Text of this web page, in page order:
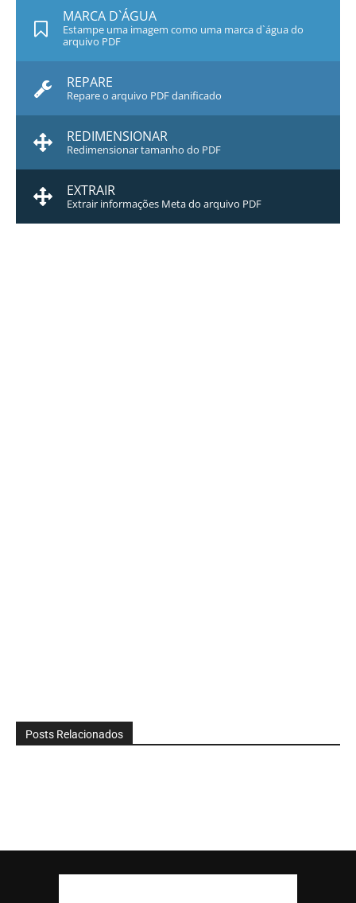
MARCA D`ÁGUA
Estampe uma imagem como uma marca d`água do
arquivo PDF
REPARE
Repare o arquivo PDF danificado
REDIMENSIONAR
Redimensionar tamanho do PDF
EXTRAIR
Extrair informações Meta do arquivo PDF
Posts Relacionados